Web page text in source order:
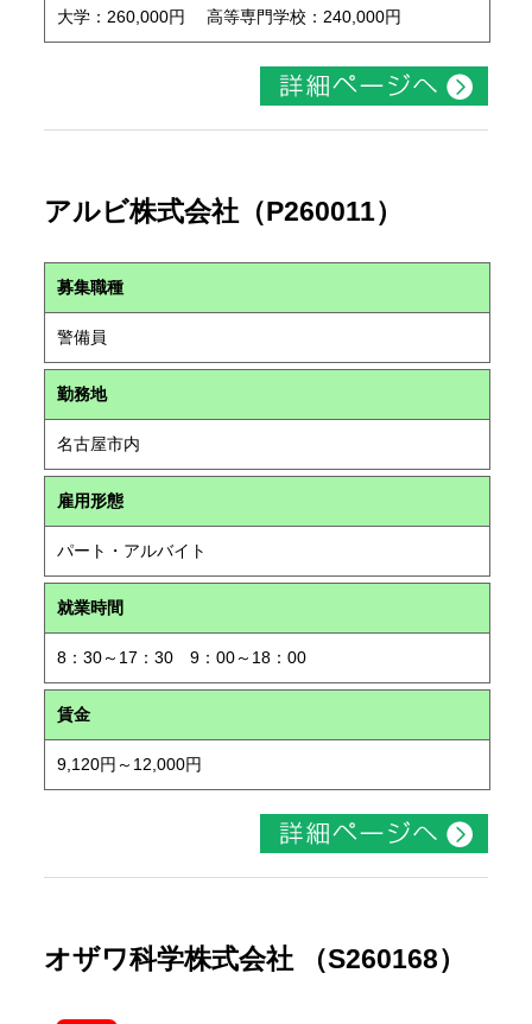
大学：260,000円 高等専門学校：240,000円
アルビ株式会社（P260011）
募集職種
警備員
勤務地
名古屋市内
雇用形態
パート・アルバイト
就業時間
8：30～17：30 9：00～18：00
賃金
9,120円～12,000円
オザワ科学株式会社 （S260168）